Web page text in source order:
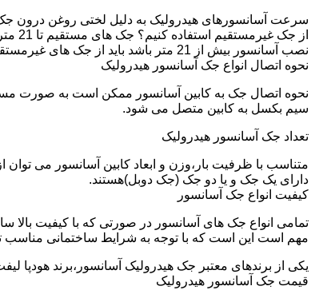
سرعت آسانسورهای هیدرولیک به دلیل لختی روغن درون جک
نصب آسانسور بیش از 21 متر باشد باید از جک های غیرمستقیم استفاده شود.
نحوه اتصال انواع جک آسانسور هیدرولیک
نحوه اتصال جک به کابین آسانسور ممکن است به صورت
سیم بکسل به کابین متصل می شود.
تعداد جک آسانسور هیدرولیک
متناسب با ظرفیت بار،وزن و ابعاد کابین آسانسور می
دارای یک جک و یا دو جک (جک دوبل)هستند.
کیفیت انواع جک آسانسور
تمامی انواع جک های آسانسور در صورتی که با کیفیت بالا
مهم است این است که با توجه به شرایط ساختمانی مناسب
یکی از برندهای معتبر جک هیدرولیک آسانسور،برند هودپا
قیمت جک آسانسور هیدرولیک